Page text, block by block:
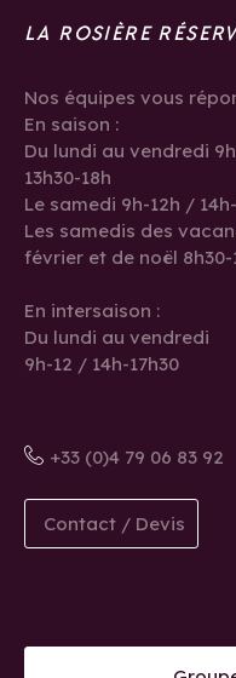
LA ROSIÈRE
Nos équipes vous
En saison :
Du lundi au vendredi
13h30-18h
Le samedi 9h-12h /
Les samedis des
février et de noël 8h30-
En intersaison :
Du lundi au vendredi
9h-12 / 14h-17h30
+33 (0)4 79 06 83 92
Contact / Devis